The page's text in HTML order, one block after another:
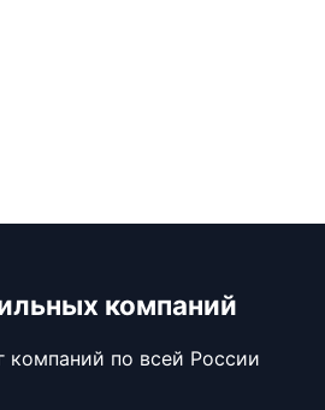
компаний
компаний по всей России